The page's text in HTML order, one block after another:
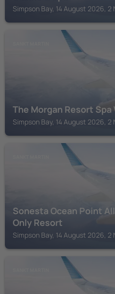
Simpson Bay, 14 August 2026, 2
The Morgan Resort Spa
Simpson Bay, 14 August 2026, 2
Sonesta Ocean Point
Only Resort
Simpson Bay, 14 August 2026, 2